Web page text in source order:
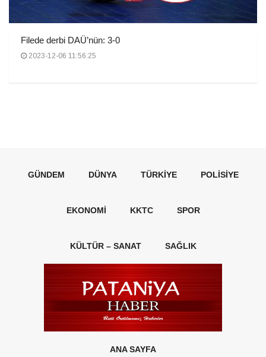
Filede derbi DAÜ’nün: 3-0
2023-12-06 11:56:25
GÜNDEM DÜNYA TÜRKIYE POLISIYE
EKONOMI KKTC SPOR
KÜLTÜR – SANAT SAĞLIK
ANA SAYFA